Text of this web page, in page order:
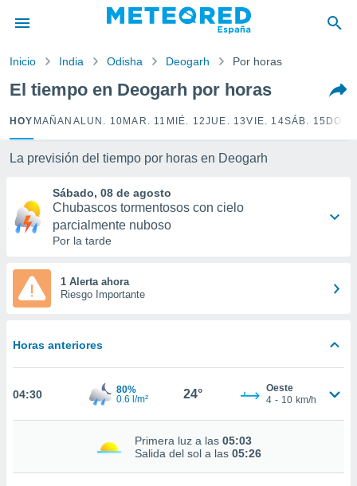
por
para
que se
calidad.
a este
y
forma
digital
basada
permite
coste.
a la
Inicio India Odisha Deogarh Por horas
El tiempo en Deogarh por horas
HOY MAÑANA LUN. 10 MAR. 11 MIÉ. 12JUE. 13VIE. 14SÁB. 15
La previsión del tiempo por horas en Deogarh
Sábado, 08 de agosto
Chubascos tormentosos con cielo
parcialmente nuboso
Por la tarde
1 Alerta ahora
Riesgo Importante
Horas anteriores
04:30
80%
0.6 l/m²
24°
Oeste
4 - 10 km/h
Primera luz a las 05:03
Salida del sol a las 05:26